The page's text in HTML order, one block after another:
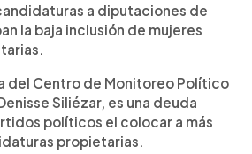
a diputaciones de
la baja inclusión de mujeres
del Centro de Monitoreo Político
Siliézar, es una deuda
políticos el colocar a más
propietarias.